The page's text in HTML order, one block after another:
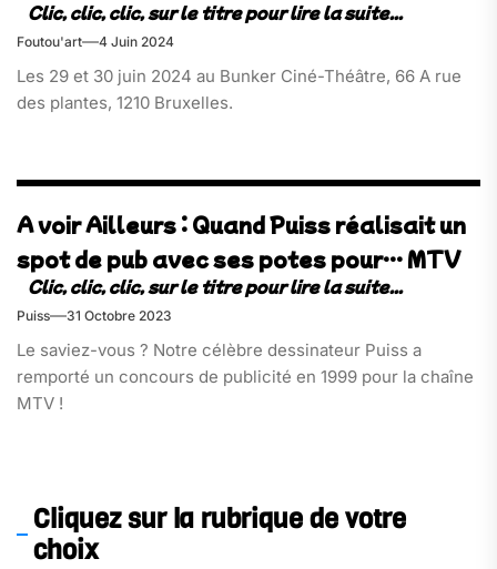
Foutou'art 4 Juin 2024
Les 29 et 30 juin 2024 au Bunker Ciné-Théâtre, 66 A rue
des plantes, 1210 Bruxelles.
A voir Ailleurs : Quand Puiss réalisait un
spot de pub avec ses potes pour… MTV
Puiss 31 Octobre 2023
Le saviez-vous ? Notre célèbre dessinateur Puiss a
remporté un concours de publicité en 1999 pour la chaîne
MTV !
Cliquez sur la rubrique de votre
choix